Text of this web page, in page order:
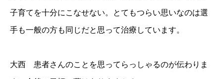
子育てを十分にこなせない。とてもつらい思いなのは選
手も一般の方も同じだと思って治療しています。
大西 患者さんのことを思ってらっしゃるのが伝わりま